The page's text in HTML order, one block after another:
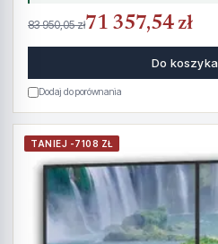
83 950,05 zł71 357,54 zł
Do koszyka
Dodaj do porównania
TANIEJ -7108 ZŁ